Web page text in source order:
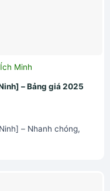
Minh
– Bảng giá 2025
– Nhanh chóng,